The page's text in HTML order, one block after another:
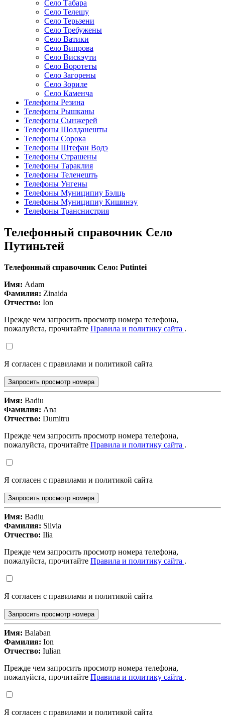
Село Табара
Село Телешу
Село Терьзени
Село Требужены
Село Ватики
Село Випрова
Село Вискэути
Село Воротеты
Село Загорены
Село Зориле
Село Каменча
Телефоны Резина
Телефоны Рышканы
Телефоны Сынжерей
Телефоны Шолданешты
Телефоны Сорока
Телефоны Штефан Водэ
Телефоны Страшены
Телефоны Тараклия
Телефоны Теленешть
Телефоны Унгены
Телефоны Муниципиу Бэлць
Телефоны Муниципиу Кишинэу
Телефоны Транснистрия
Телефонный справочник Село
Путиньтей
Телефонный справочник Село: Putintei
Имя: Adam
Фамилия: Zinaida
Отчество: Ion
Прежде чем запросить просмотр номера телефона,
пожалуйста, прочитайте Правила и политику сайта .
Я согласен с правилами и политикой сайта
Запросить просмотр номера
Имя: Badiu
Фамилия: Ana
Отчество: Dumitru
Прежде чем запросить просмотр номера телефона,
пожалуйста, прочитайте Правила и политику сайта .
Я согласен с правилами и политикой сайта
Запросить просмотр номера
Имя: Badiu
Фамилия: Silvia
Отчество: Ilia
Прежде чем запросить просмотр номера телефона,
пожалуйста, прочитайте Правила и политику сайта .
Я согласен с правилами и политикой сайта
Запросить просмотр номера
Имя: Balaban
Фамилия: Ion
Отчество: Iulian
Прежде чем запросить просмотр номера телефона,
пожалуйста, прочитайте Правила и политику сайта .
Я согласен с правилами и политикой сайта